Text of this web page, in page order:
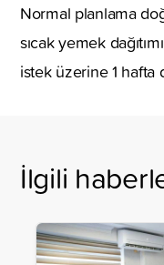
Normal planlama
sıcak yemek
istek üzerine 1 hafta
İlgili